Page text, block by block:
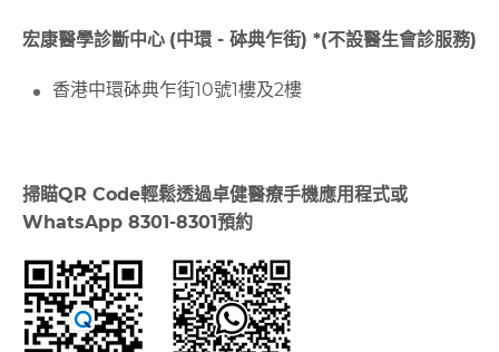
宏康醫學診斷中心 (中環 - 砵典乍街) *(不設醫生會診服務)
香港中環砵典乍街10號1樓及2樓
掃瞄QR Code輕鬆透過卓健醫療手機應用程式或
WhatsApp 8301-8301預約